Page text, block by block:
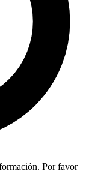
Por favor